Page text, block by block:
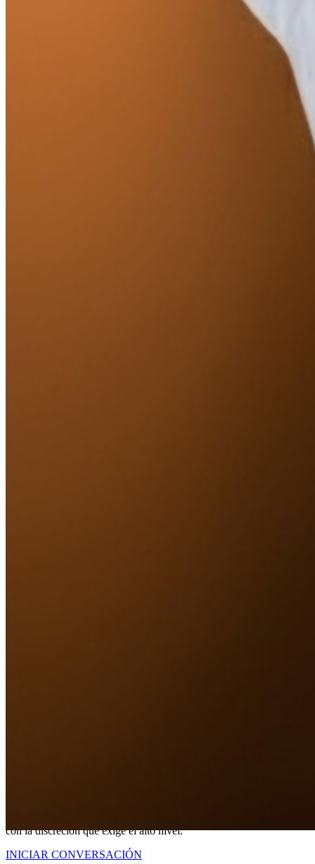
con la discreción que exige el alto nivel.
INICIAR CONVERSACIÓN